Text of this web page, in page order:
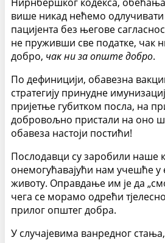
више никад нећемо
пацијента без његове
не пруживши све податке, чак
добро, чак ни за опште добро.
По дефиницији, обавезна
стратегију принудне
пријетње губитком посла, на
добровољно пристали на оно
обавеза настоји постићи!
Послодавци су заробили наше
онемогућавајући нам учешће у
животу. Оправдање им је да
чега се морамо одрећи
прилог општег добра.
У случајевима ванредног